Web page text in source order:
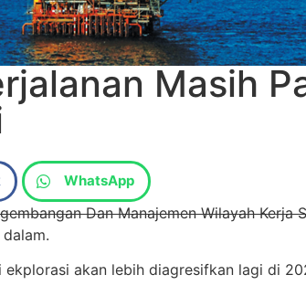
Masih
WhatsApp
Dan Manajemen Wilayah Kerja
akan lebih diagresifkan lagi di